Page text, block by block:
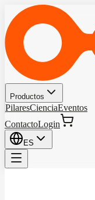
Productos
PilaresCienciaEventos
ContactoLogin
ES